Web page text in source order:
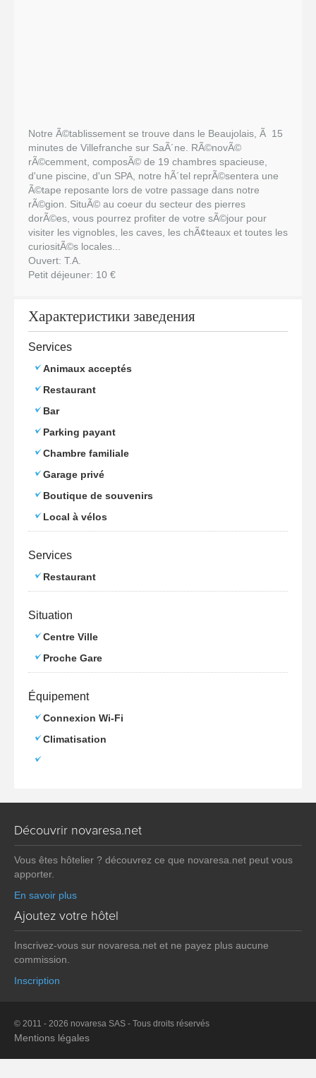
Notre Ã©tablissement se trouve dans le Beaujolais, Ã 15
minutes de Villefranche sur SaÃ´ne. RÃ©novÃ©
rÃ©cemment, composÃ© de 19 chambres spacieuse,
d'une piscine, d'un SPA, notre hÃ´tel reprÃ©sentera une
Ã©tape reposante lors de votre passage dans notre
rÃ©gion. SituÃ© au coeur du secteur des pierres
dorÃ©es, vous pourrez profiter de votre sÃ©jour pour
visiter les vignobles, les caves, les chÃ¢teaux et toutes les
curiositÃ©s locales...
Ouvert: T.A.
Petit déjeuner: 10 €
Характеристики заведения
Services
Animaux acceptés
Restaurant
Bar
Parking payant
Chambre familiale
Garage privé
Boutique de souvenirs
Local à vélos
Services
Restaurant
Situation
Centre Ville
Proche Gare
Équipement
Connexion Wi-Fi
Climatisation
Découvrir novaresa.net
Vous êtes hôtelier ? découvrez ce que novaresa.net peut vous
apporter.
En savoir plus
Ajoutez votre hôtel
Inscrivez-vous sur novaresa.net et ne payez plus aucune
commission.
Inscription
© 2011 - 2026 novaresa SAS - Tous droits réservés
Mentions légales